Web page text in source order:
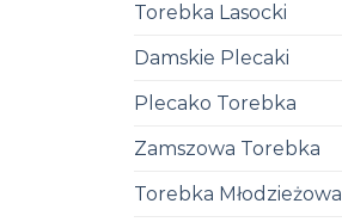
Torebka Lasocki
Damskie Plecaki
Plecako Torebka
Zamszowa Torebka
Torebka Młodzieżowa